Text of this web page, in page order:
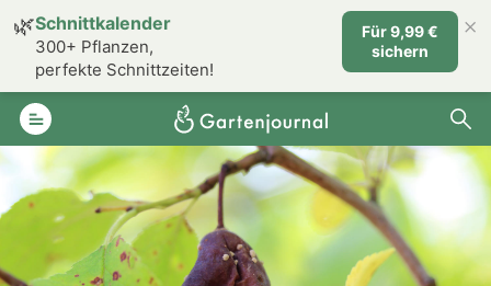
🌿Schnittkalender
300+ Pflanzen,
perfekte Schnittzeiten!
Für 9,99 €
sichern
×